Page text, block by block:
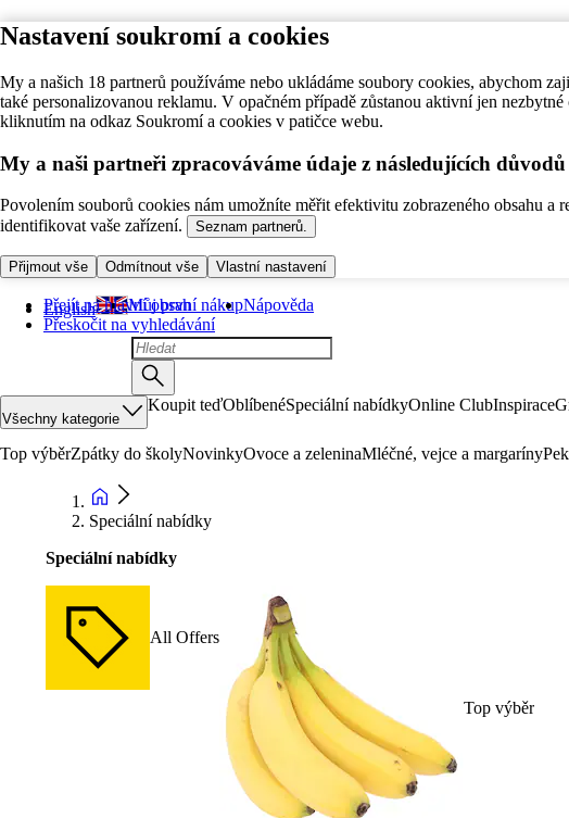
Nastavení soukromí a cookies
My a našich 18 partnerů používáme nebo ukládáme soubory cookies, abychom
také personalizovanou reklamu. V opačném případě zůstanou aktivní jen
kliknutím na odkaz Soukromí a cookies v patičce webu.
My a naši partneři zpracováváme údaje z následujících důvodů
Povolením souborů cookies nám umožníte měřit efektivitu zobrazeného obsahu
identifikovat vaše zařízení.
Seznam partnerů.
Přijmout vše Odmítnout vše Vlastní nastavení
Přejít na hlavní obsah
Přeskočit na vyhledávání
English Můj první nákupNápověda
Všechny kategorie
Koupit teďOblíbenéSpeciální nabídkyOnline ClubInspirace
Top výběrZpátky do školyNovinkyOvoce a zeleninaMléčné, vejce a margaríny
Speciální nabídky
Speciální nabídky
All Offers
Top výběr